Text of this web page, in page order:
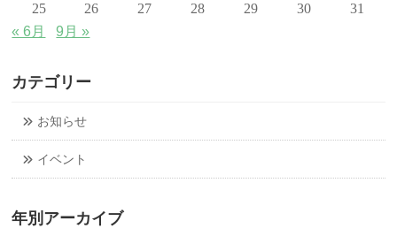
25
26 27 28 29 30
31
« 6月
9月 »
カテゴリー
お知らせ
イベント
年別アーカイブ